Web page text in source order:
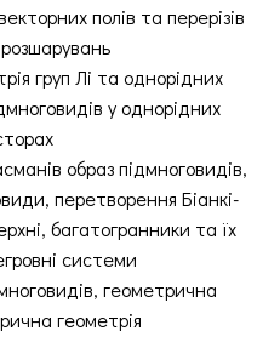
полів та перерізів
груп Лі та однорідних
у однорідних
образ підмноговидів,
перетворення Біанкі-
багатогранники та їх
системи
геометрична
геометрія